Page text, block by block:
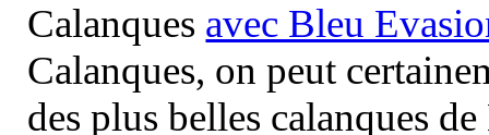
Calanques avec Bleu
Calanques, on peut
des plus belles calanques